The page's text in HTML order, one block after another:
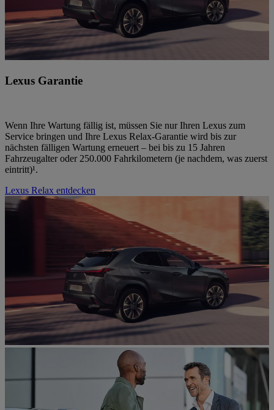
Lexus Garantie
Wenn Ihre Wartung fällig ist, müssen Sie nur Ihren Lexus zum
Service bringen und Ihre Lexus Relax-Garantie wird bis zur
nächsten fälligen Wartung erneuert – bei bis zu 15 Jahren
Fahrzeugalter oder 250.000 Fahrkilometern (je nachdem, was zuerst
eintritt)¹.
Lexus Relax entdecken